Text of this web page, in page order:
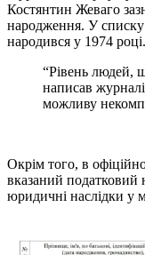
Костянтин Жеваго
народження. У списку
народився у 1974 році.
“Рівень людей,
написав
можливу
Окрім того, в
вказаний
юридичні наслідки у